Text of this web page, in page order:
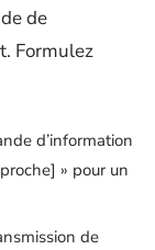
de
Formulez
d’information
» pour un
de